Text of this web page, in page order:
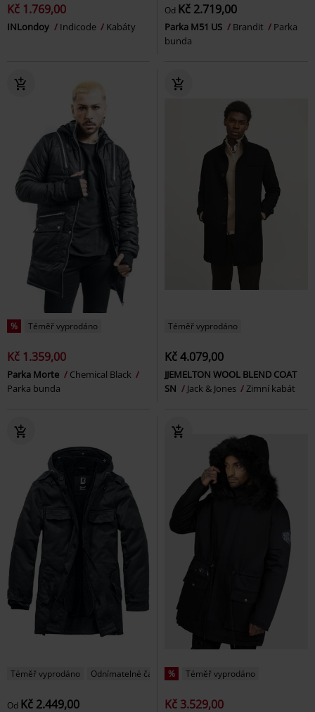
Kč 1.769,00
INLondoy Indicode Kabáty
Od Kč 2.719,00
Parka M51 US Brandit
Parka
bunda
% Téměř vyprodáno
Kč 1.359,00
Parka Morte
Chemical Black
Parka bunda
Téměř vyprodáno
Kč 4.079,00
JJEMELTON WOOL BLEND COAT
SN
Jack & Jones Zimní kabát
Téměř vyprodáno Odnímatelné části
Od Kč 2.449,00
% Téměř vyprodáno
Kč 3.529,00